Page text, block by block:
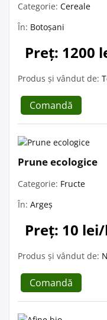
Categorie: Cereale
În: Botoșani
Preț: 1200
Produs și vândut de:
Comandă
Prune ecologice
Categorie: Fructe
În: Argeș
Preț: 10
Produs și vândut de:
Comandă